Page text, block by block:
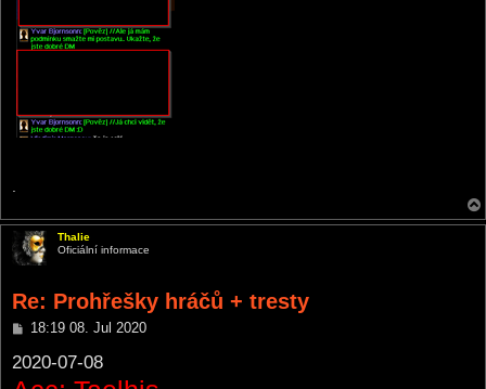
Thalie
Oficiální informace
Re: Prohřešky hráčů + tresty
P
s
18:19 08. Jul 2020
2020-07-08